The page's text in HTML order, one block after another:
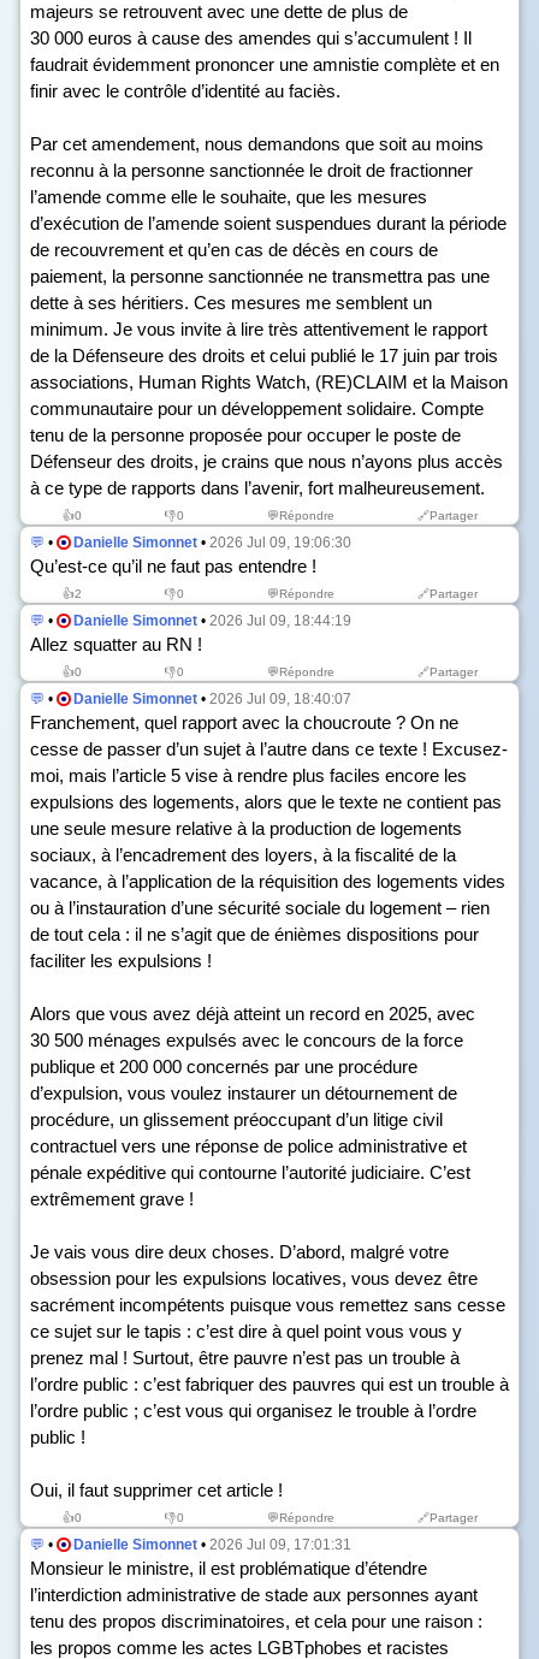
majeurs se retrouvent avec une dette de plus de
30 000 euros à cause des amendes qui s’accumulent ! Il
faudrait évidemment prononcer une amnistie complète et en
finir avec le contrôle d’identité au faciès.
Par cet amendement, nous demandons que soit au moins
reconnu à la personne sanctionnée le droit de fractionner
l’amende comme elle le souhaite, que les mesures
d’exécution de l’amende soient suspendues durant la période
de recouvrement et qu’en cas de décès en cours de
paiement, la personne sanctionnée ne transmettra pas une
dette à ses héritiers. Ces mesures me semblent un
minimum. Je vous invite à lire très attentivement le rapport
de la Défenseure des droits et celui publié le 17 juin par trois
associations, Human Rights Watch, (RE)CLAIM et la Maison
communautaire pour un développement solidaire. Compte
tenu de la personne proposée pour occuper le poste de
Défenseur des droits, je crains que nous n’ayons plus accès
à ce type de rapports dans l’avenir, fort malheureusement.
👍0 👎0 💬Répondre 🔗Partager
💬 • Danielle Simonnet • 2026 Jul 09, 19:06:30
Qu’est-ce qu’il ne faut pas entendre !
👍2 👎0 💬Répondre 🔗Partager
💬 • Danielle Simonnet • 2026 Jul 09, 18:44:19
Allez squatter au RN !
👍0 👎0 💬Répondre 🔗Partager
💬 • Danielle Simonnet • 2026 Jul 09, 18:40:07
Franchement, quel rapport avec la choucroute ? On ne
cesse de passer d’un sujet à l’autre dans ce texte ! Excusez-
moi, mais l’article 5 vise à rendre plus faciles encore les
expulsions des logements, alors que le texte ne contient pas
une seule mesure relative à la production de logements
sociaux, à l’encadrement des loyers, à la fiscalité de la
vacance, à l’application de la réquisition des logements vides
ou à l’instauration d’une sécurité sociale du logement – rien
de tout cela : il ne s’agit que de énièmes dispositions pour
faciliter les expulsions !
Alors que vous avez déjà atteint un record en 2025, avec
30 500 ménages expulsés avec le concours de la force
publique et 200 000 concernés par une procédure
d’expulsion, vous voulez instaurer un détournement de
procédure, un glissement préoccupant d’un litige civil
contractuel vers une réponse de police administrative et
pénale expéditive qui contourne l’autorité judiciaire. C’est
extrêmement grave !
Je vais vous dire deux choses. D’abord, malgré votre
obsession pour les expulsions locatives, vous devez être
sacrément incompétents puisque vous remettez sans cesse
ce sujet sur le tapis : c’est dire à quel point vous vous y
prenez mal ! Surtout, être pauvre n’est pas un trouble à
l’ordre public : c’est fabriquer des pauvres qui est un trouble à
l’ordre public ; c’est vous qui organisez le trouble à l’ordre
public !
Oui, il faut supprimer cet article !
👍0 👎0 💬Répondre 🔗Partager
💬 • Danielle Simonnet • 2026 Jul 09, 17:01:31
Monsieur le ministre, il est problématique d’étendre
l’interdiction administrative de stade aux personnes ayant
tenu des propos discriminatoires, et cela pour une raison :
les propos comme les actes LGBTphobes et racistes